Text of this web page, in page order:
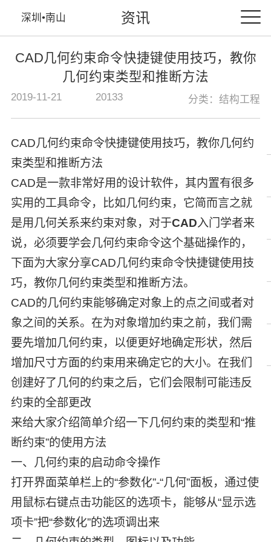
深圳•南山 资讯
CAD几何约束命令快捷键使用技巧，教你
几何约束类型和推断方法
2019-11-21 20133 分类：结构工程
CAD几何约束命令快捷键使用技巧，教你几何约
束类型和推断方法
CAD是一款非常好用的设计软件，其内置有很多
实用的工具命令，比如几何约束，它简而言之就
是用几何关系来约束对象，对于CAD入门学者来
说，必须要学会几何约束命令这个基础操作的，
下面为大家分享CAD几何约束命令快捷键使用技
巧，教你几何约束类型和推断方法。
CAD的几何约束能够确定对象上的点之间或者对
象之间的关系。在为对象增加约束之前，我们需
要先增加几何约束，以便更好地确定形状，然后
增加尺寸方面的约束用来确定它的大小。在我们
创建好了几何的约束之后，它们会限制可能违反
约束的全部更改
来给大家介绍简单介绍一下几何约束的类型和“推
断约束”的使用方法
一、几何约束的启动命令操作
打开界面菜单栏上的“参数化”-“几何”面板，通过使
用鼠标右键点击功能区的选项卡，能够从“显示选
项卡”把“参数化”的选项调出来